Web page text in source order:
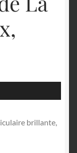
brillante,